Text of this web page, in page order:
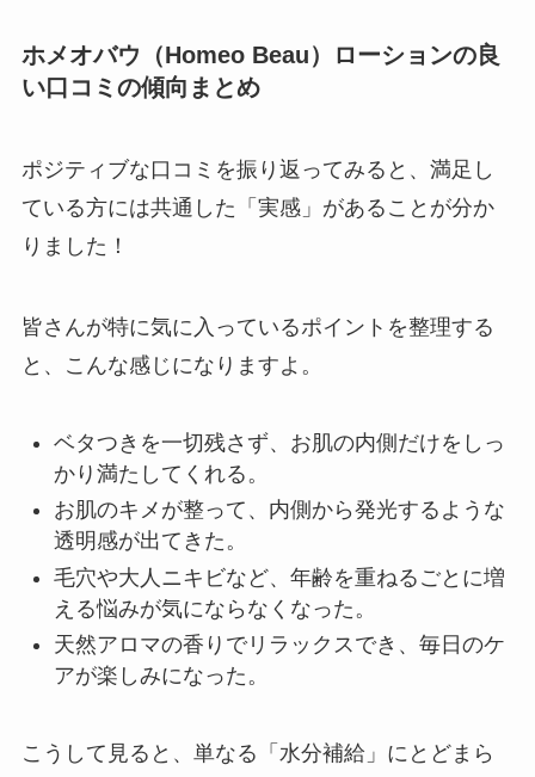
ホメオバウ（Homeo Beau）ローションの良
い口コミの傾向まとめ
ポジティブな口コミを振り返ってみると、満足し
ている方には共通した「実感」があることが分か
りました！
皆さんが特に気に入っているポイントを整理する
と、こんな感じになりますよ。
ベタつきを一切残さず、お肌の内側だけをしっ
かり満たしてくれる。
お肌のキメが整って、内側から発光するような
透明感が出てきた。
毛穴や大人ニキビなど、年齢を重ねるごとに増
える悩みが気にならなくなった。
天然アロマの香りでリラックスでき、毎日のケ
アが楽しみになった。
こうして見ると、単なる「水分補給」にとどまら